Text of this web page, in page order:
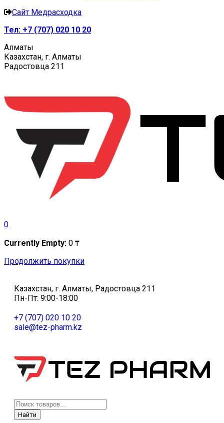
Сайт Медрасходка
Тел: +7 (707) 020 10 20
Алматы
Казахстан, г. Алматы
Радостовца 211
0
Currently Empty: 0 ₸
Продолжить покупки
Казахстан, г. Алматы, Радостовца 211
Пн-Пт: 9:00-18:00
+7 (707) 020 10 20
sale@tez-pharm.kz
Найти